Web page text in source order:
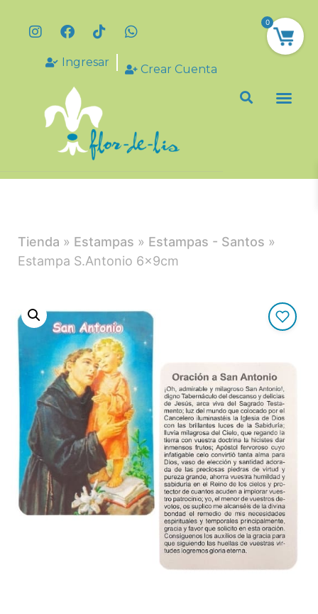
Ingresar
Crear Cuenta
Tienda » Estampas » Estampas - Santos »
Estampa S.Antonio 6x9cm
0